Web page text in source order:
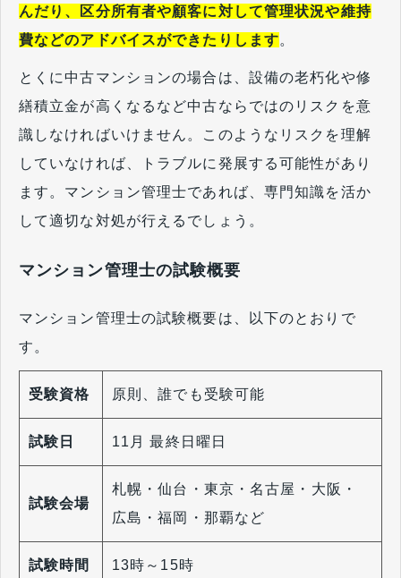
んだり、区分所有者や顧客に対して管理状況や維持
費などのアドバイスができたりします。
とくに中古マンションの場合は、設備の老朽化や修
繕積立金が高くなるなど中古ならではのリスクを意
識しなければいけません。このようなリスクを理解
していなければ、トラブルに発展する可能性があり
ます。マンション管理士であれば、専門知識を活か
して適切な対処が行えるでしょう。
マンション管理士の試験概要
マンション管理士の試験概要は、以下のとおりで
す。
受験資格 原則、誰でも受験可能
試験日 11月 最終日曜日
試験会場
札幌・仙台・東京・名古屋・大阪・
広島・福岡・那覇など
試験時間 13時～15時